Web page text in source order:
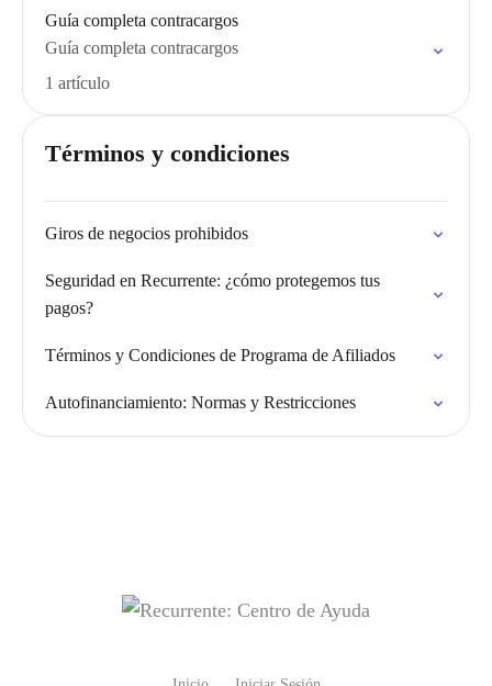
Guía completa contracargos
Guía completa contracargos
1 artículo
Términos y condiciones
Giros de negocios prohibidos
Seguridad en Recurrente: ¿cómo protegemos tus
pagos?
Términos y Condiciones de Programa de Afiliados
Autofinanciamiento: Normas y Restricciones